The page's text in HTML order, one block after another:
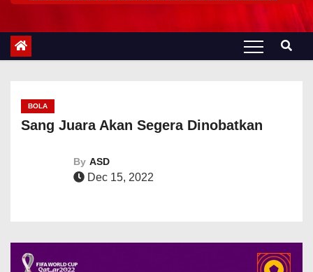
BOLA
Sang Juara Akan Segera Dinobatkan
By ASD
Dec 15, 2022